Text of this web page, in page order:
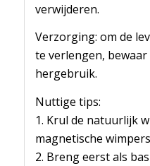
verwijderen.
Verzorging: om de
te verlengen,
hergebruik.
Nuttige tips:
1. Krul de natuurlijk
magnetische
2. Breng eerst als